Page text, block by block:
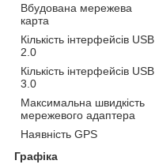
Вбудована мережева
карта
Кількість інтерфейсів USB
2.0
Кількість інтерфейсів USB
3.0
Максимальна швидкість
мережевого адаптера
Наявність GPS
Графіка